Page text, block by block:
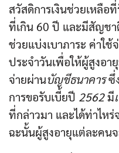
สวัสดิการเงินช่วยเหลือ
ที่เกิน 60 ปี และมีสัญชา
ช่วยแบ่งเบาภาระ ค่าใ
ประจำวันเพื่อให้ผู้สูงอา
จ่ายผ่านบัญชีธนาคารซึ่
การขอรับเบี้ยปี 2562มี
ที่กล่าวมา และได้ท่าไห
ฉะนั้นผู้สูงอายุแต่ละคนจ